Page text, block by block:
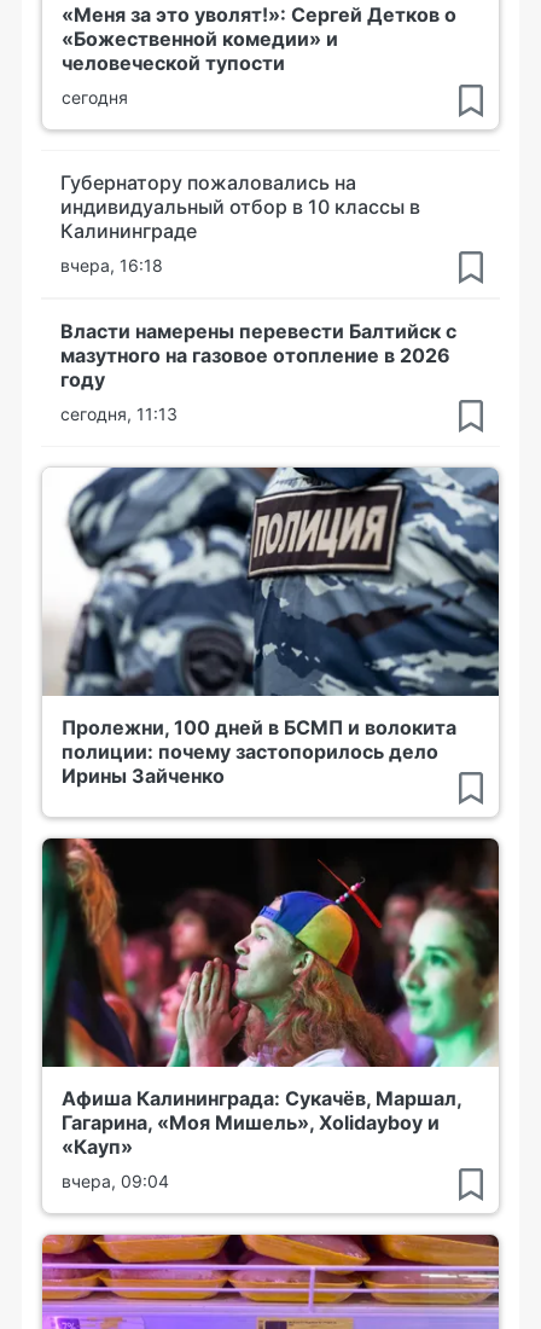
«Меня за это уволят!»: Сергей Детков о
«Божественной комедии» и
человеческой тупости
сегодня
Губернатору пожаловались на
индивидуальный отбор в 10 классы в
Калининграде
вчера, 16:18
Власти намерены перевести Балтийск с
мазутного на газовое отопление в 2026
году
сегодня, 11:13
Пролежни, 100 дней в БСМП и волокита
полиции: почему застопорилось дело
Ирины Зайченко
Афиша Калининграда: Сукачёв, Маршал,
Гагарина, «Моя Мишель», Xolidayboy и
«Кауп»
вчера, 09:04